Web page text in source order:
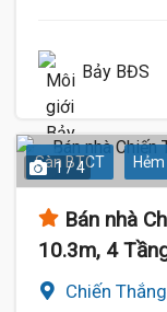
Bảy BĐS
Sàn BTCT
1 / 4
Bán nhà
10.3m, 4
Chiến